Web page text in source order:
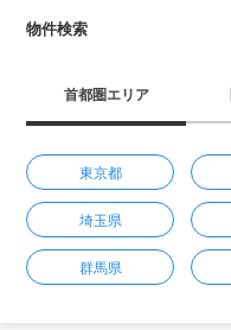
物件検索
首都圏エリア
東京都
埼玉県
群馬県